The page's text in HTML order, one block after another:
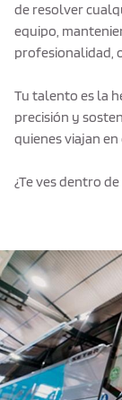
de resolver
equipo,
profesionalidad,
Tu talento es la
precisión y
quienes viajan en
¿Te ves dentro
Texto de ejemplo